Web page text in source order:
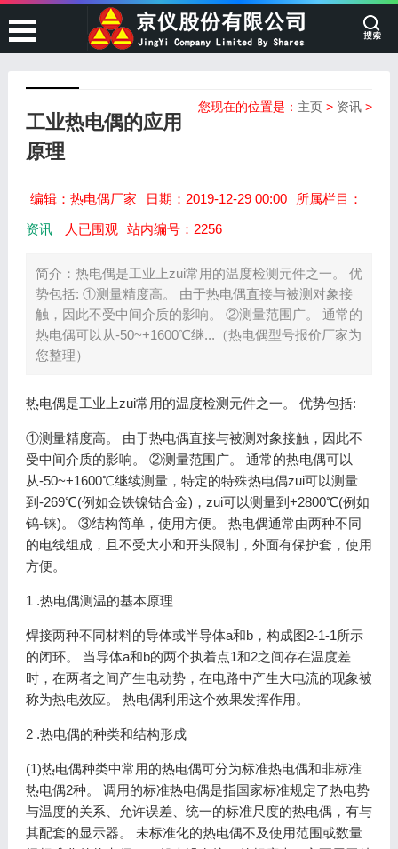
您现在的位置是： 主页 > 资讯 >
工业热电偶的应用
原理
编辑：热电偶厂家 日期：2019-12-29 00:00
所属栏目：
资讯
人已围观 站内编号：2256
简介：热电偶是工业上zui常用的温度检测元件之一。 优
势包括: ①测量精度高。 由于热电偶直接与被测对象接
触，因此不受中间介质的影响。 ②测量范围广。 通常的
热电偶可以从-50~+1600℃继...（热电偶型号报价厂家为
您整理）
热电偶是工业上zui常用的温度检测元件之一。 优势包括:
①测量精度高。 由于热电偶直接与被测对象接触，因此不
受中间介质的影响。 ②测量范围广。 通常的热电偶可以
从-50~+1600℃继续测量，特定的特殊热电偶zui可以测量
到-269℃(例如金铁镍钴合金)，zui可以测量到+2800℃(例如
钨-铼)。 ③结构简单，使用方便。 热电偶通常由两种不同
的电线组成，且不受大小和开头限制，外面有保护套，使用
方便。
1 .热电偶测温的基本原理
焊接两种不同材料的导体或半导体a和b，构成图2-1-1所示
的闭环。 当导体a和b的两个执着点1和2之间存在温度差
时，在两者之间产生电动势，在电路中产生大电流的现象被
称为热电效应。 热电偶利用这个效果发挥作用。
2 .热电偶的种类和结构形成
(1)热电偶种类中常用的热电偶可分为标准热电偶和非标准
热电偶2种。 调用的标准热电偶是指国家标准规定了热电势
与温度的关系、允许误差、统一的标准尺度的热电偶，有与
其配套的显示器。 未标准化的热电偶不及使用范围或数量